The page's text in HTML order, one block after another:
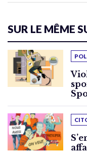
SUR LE MÊME